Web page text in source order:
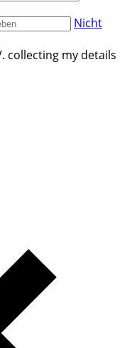
Nicht
collecting my details